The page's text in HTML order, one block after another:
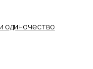
одиночество